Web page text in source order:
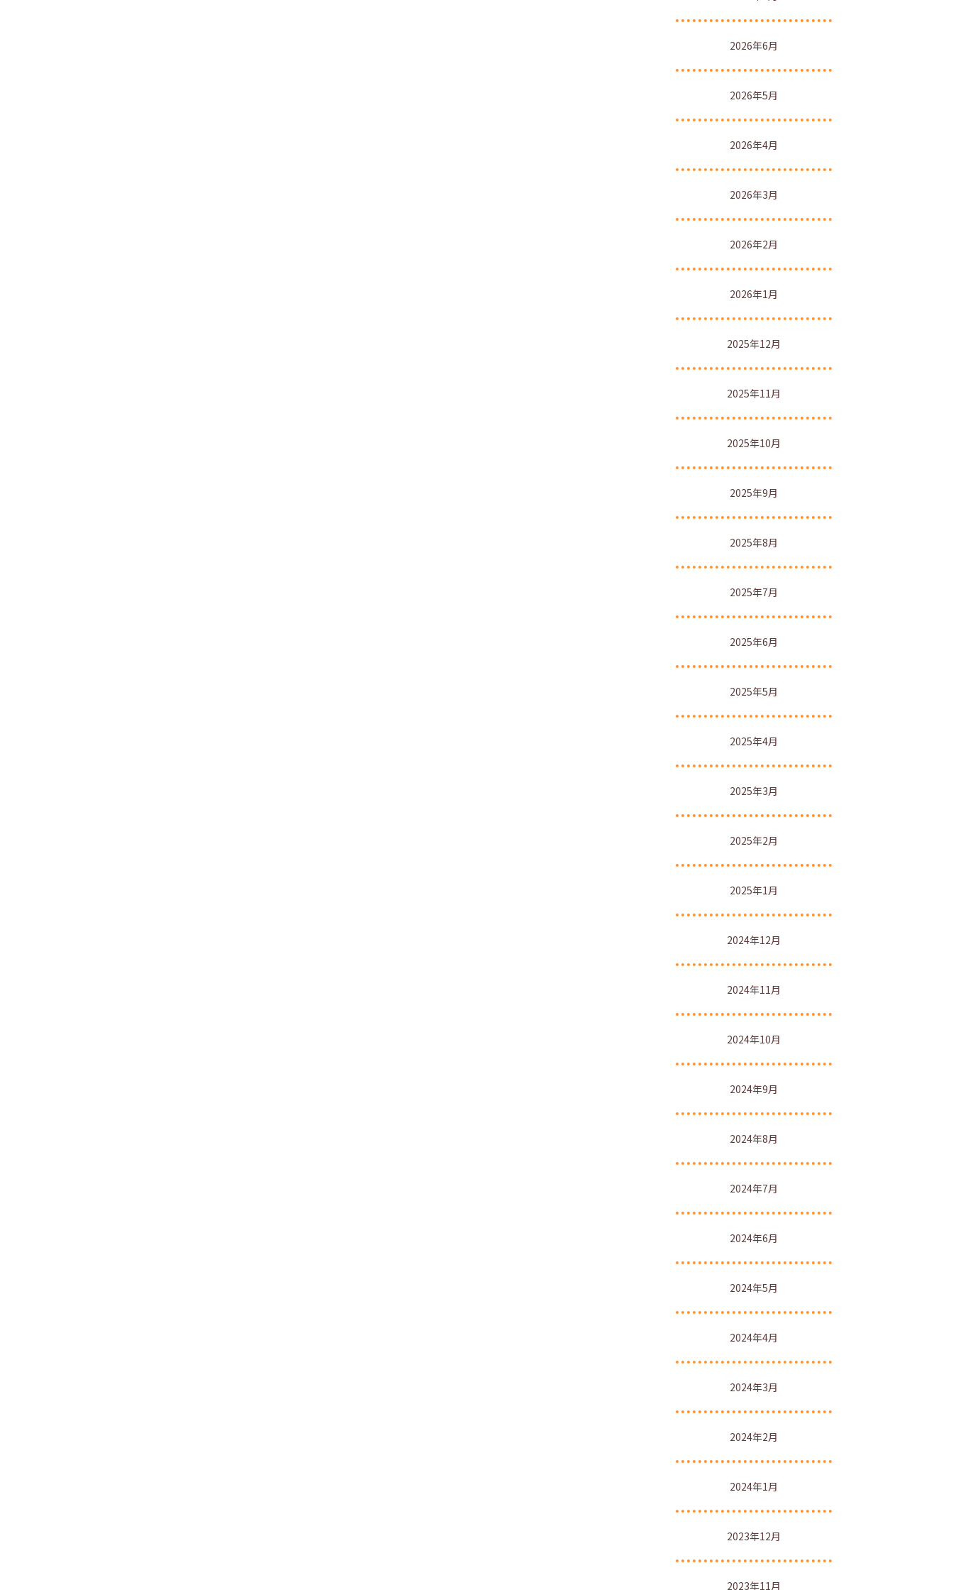
2026年6月
2026年5月
2026年4月
2026年3月
2026年2月
2026年1月
2025年12月
2025年11月
2025年10月
2025年9月
2025年8月
2025年7月
2025年6月
2025年5月
2025年4月
2025年3月
2025年2月
2025年1月
2024年12月
2024年11月
2024年10月
2024年9月
2024年8月
2024年7月
2024年6月
2024年5月
2024年4月
2024年3月
2024年2月
2024年1月
2023年12月
2023年11月